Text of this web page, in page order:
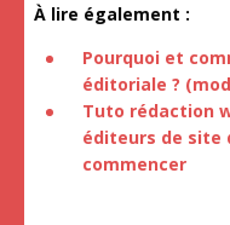
À lire également :
Pourquoi et
éditoriale ?
Tuto rédaction
éditeurs de site
commencer